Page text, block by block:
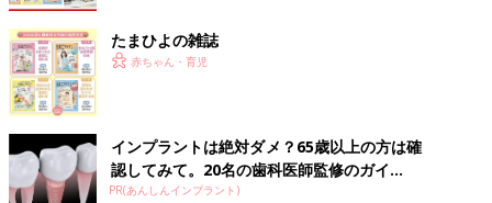
たまひよの雑誌
赤ちゃん・育児
インプラントは絶対ダメ？65歳以上の方は確
認してみて。20名の歯科医師監修のガイ...
PR(あんしんインプラント)